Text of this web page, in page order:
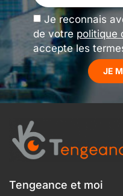
Je reconnais
de votre politique
accepte les
JE
Tengeance et moi